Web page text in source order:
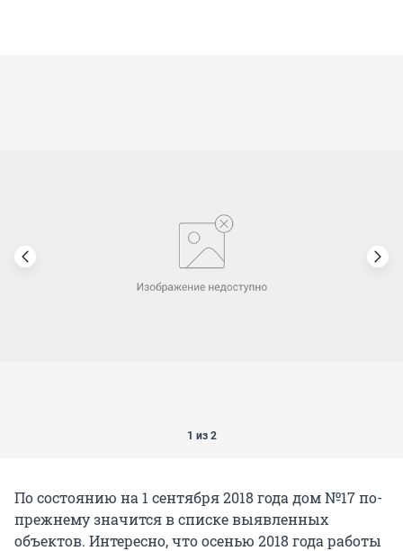
1 из 2
По состоянию на 1 сентября 2018 года дом №17 по-
прежнему значится в списке выявленных
объектов. Интересно, что осенью 2018 года работы